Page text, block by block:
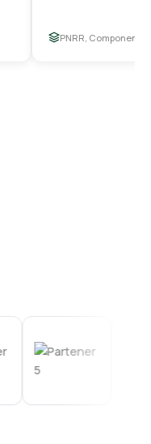
PNRR, Componenta